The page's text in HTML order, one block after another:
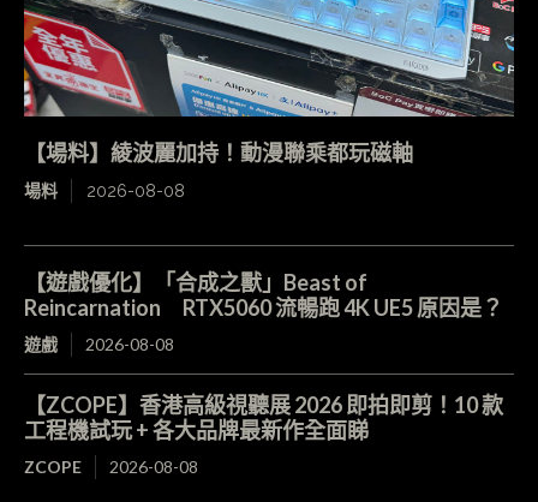
【場料】綾波麗加持！動漫聯乘都玩磁軸
場料 2026-08-08
【遊戲優化】「合成之獸」Beast of
Reincarnation RTX5060 流暢跑 4K UE5 原因是？
遊戲 2026-08-08
【ZCOPE】香港高級視聽展 2026 即拍即剪！10 款
工程機試玩 + 各大品牌最新作全面睇
ZCOPE 2026-08-08